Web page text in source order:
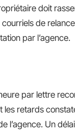
doit
de
par l’agence.
par lettre
retards
l’agence. Un